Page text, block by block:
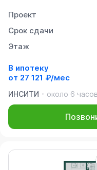
Проект
Срок сдачи
Этаж
В ипотеку
от 27 121 ₽/мес
ИНСИТИ
около 6